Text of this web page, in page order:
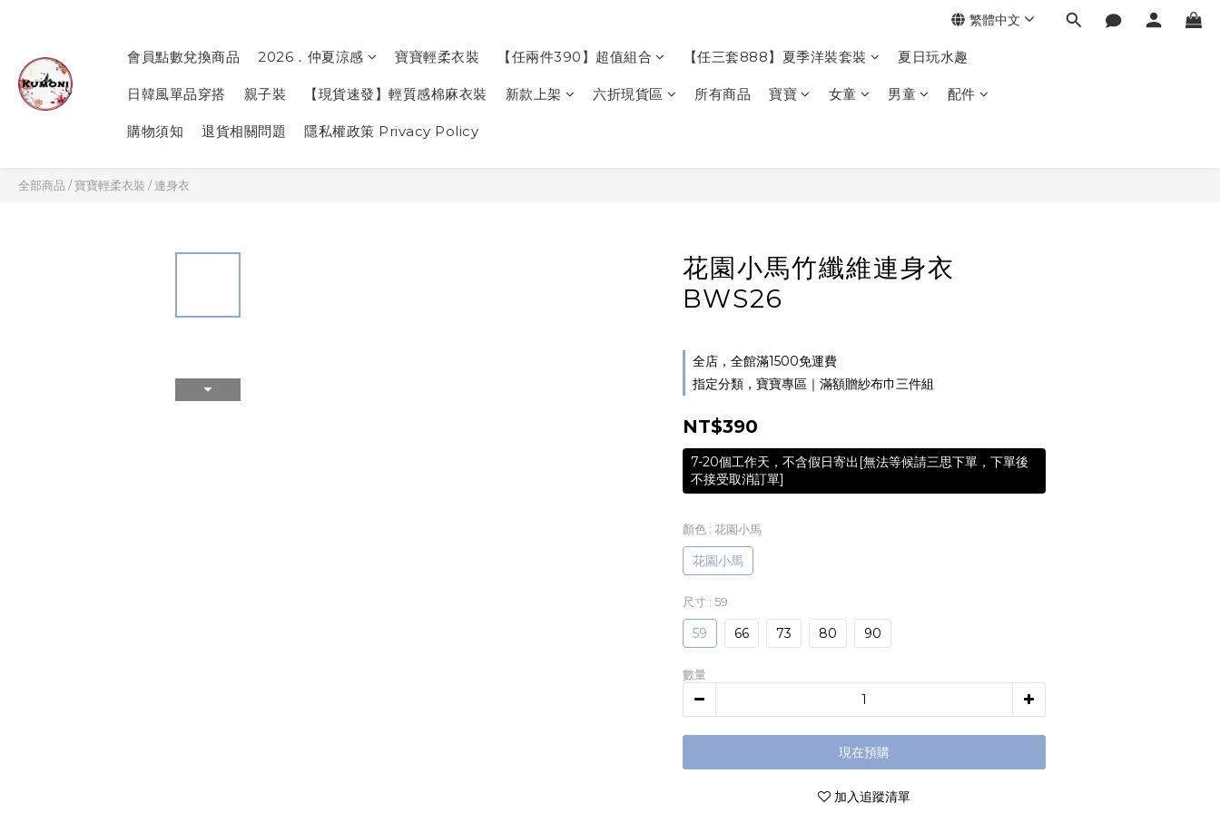
會員點數兌換商品 2026．仲夏涼感 寶寶輕柔衣裝 【任兩件390】超值組合 【任三套888】夏季洋裝套裝 夏日玩水趣
日韓風單品穿搭 親子裝 【現貨速發】輕質感棉麻衣裝 新款上架 六折現貨區 所有商品 寶寶 女童 男童 配件
購物須知 退貨相關問題 隱私權政策 Privacy Policy
繁體中文
全部商品 /寶寶輕柔衣裝 /連身衣
花園小馬竹纖維連身衣
BWS26
全店，全館滿1500免運費
指定分類，寶寶專區｜滿額贈紗布巾三件組
NT$390
7-20個工作天，不含假日寄出[無法等候請三思下單，下單後
不接受取消訂單]
顏色 : 花園小馬
花園小馬
尺寸 : 59
59 66 73 80 90
數量
現在預購
加入追蹤清單